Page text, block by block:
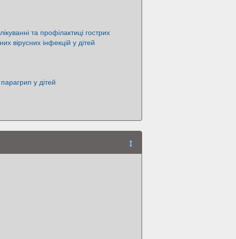
та профілактиці гострих
вірусних інфекцій у дітей
у дітей